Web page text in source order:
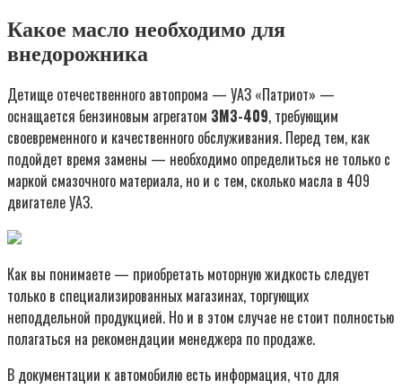
Какое масло необходимо для
внедорожника
Детище отечественного автопрома — УАЗ «Патриот» —
оснащается бензиновым агрегатом ЗМЗ-409, требующим
своевременного и качественного обслуживания. Перед тем, как
подойдет время замены — необходимо определиться не только с
маркой смазочного материала, но и с тем, сколько масла в 409
двигателе УАЗ.
Как вы понимаете — приобретать моторную жидкость следует
только в специализированных магазинах, торгующих
неподдельной продукцией. Но и в этом случае не стоит полностью
полагаться на рекомендации менеджера по продаже.
В документации к автомобилю есть информация, что для